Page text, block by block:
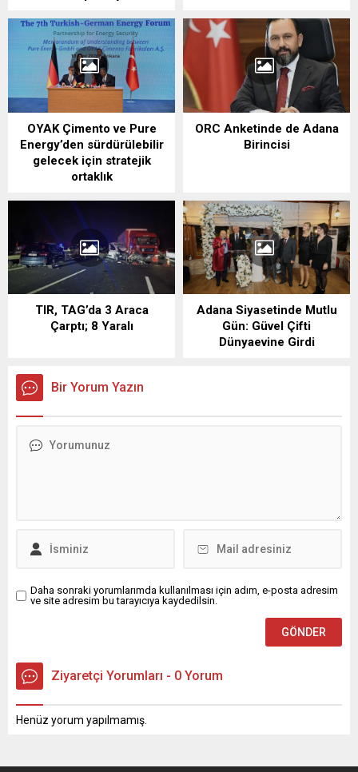
OYAK Çimento ve Pure
Energy’den sürdürülebilir
gelecek için stratejik
ortaklık
ORC Anketinde de Adana
Birincisi
TIR, TAG’da 3 Araca
Çarptı; 8 Yaralı
Adana Siyasetinde Mutlu
Gün: Güvel Çifti
Dünyaevine Girdi
Bir Yorum Yazın
Daha sonraki yorumlarımda kullanılması için adım, e-posta adresim
ve site adresim bu tarayıcıya kaydedilsin.
Ziyaretçi Yorumları - 0 Yorum
Henüz yorum yapılmamış.